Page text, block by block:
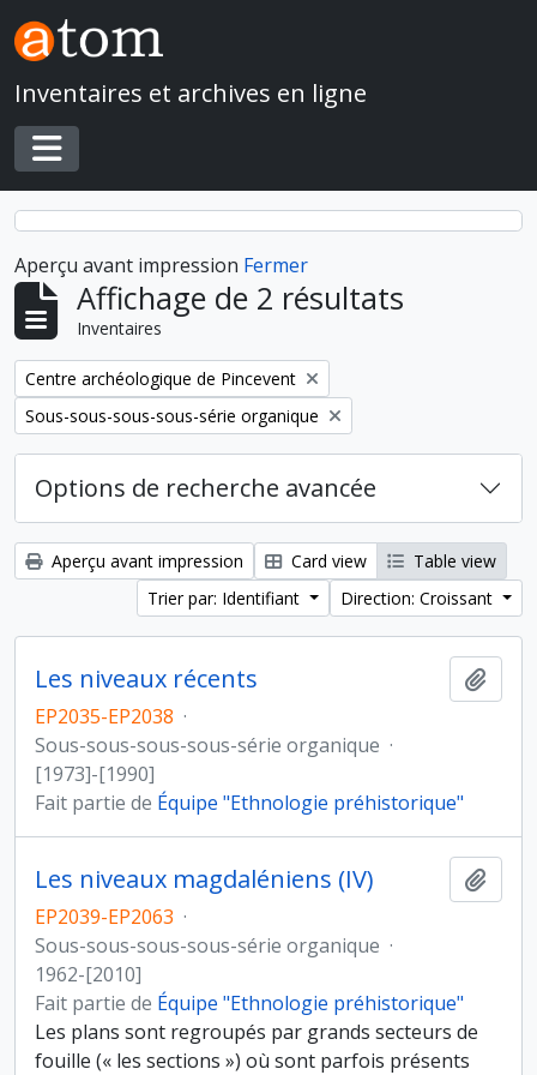
Skip to main content
Inventaires et archives en ligne
Toggle navigation
Aperçu avant impression Fermer
Affichage de 2 résultats
Inventaires
Remove filter:
Centre archéologique de Pincevent
Remove filter:
Sous-sous-sous-sous-série organique
Options de recherche avancée
Aperçu avant impression Card view
Table view
Trier par: Identifiant
Direction: Croissant
Les niveaux récents
EP2035-EP2038 ·
Sous-sous-sous-sous-série organique ·
[1973]-[1990]
Fait partie de Équipe "Ethnologie préhistorique"
Les niveaux magdaléniens (IV)
EP2039-EP2063 ·
Sous-sous-sous-sous-série organique ·
1962-[2010]
Fait partie de Équipe "Ethnologie préhistorique"
Les plans sont regroupés par grands secteurs de
fouille (« les sections ») où sont parfois présents